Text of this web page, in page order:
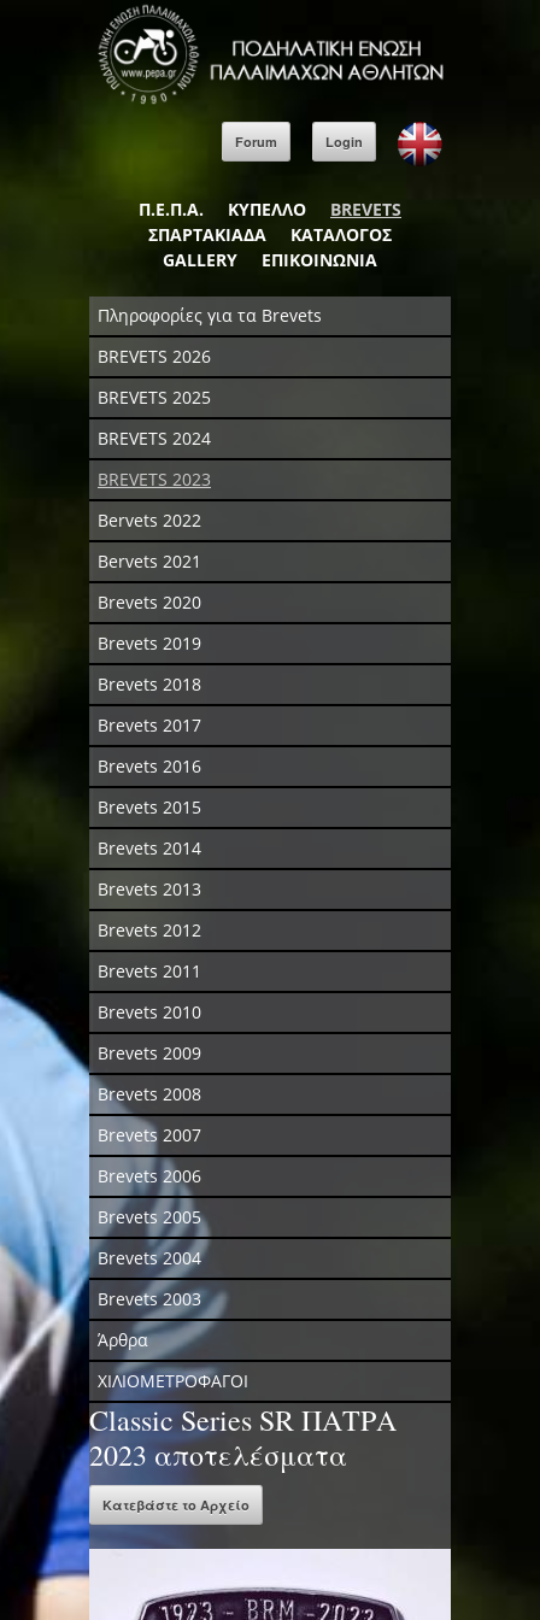
Forum Login
Π.Ε.Π.Α. ΚΥΠΕΛΛΟ
BREVETS
ΣΠΑΡΤΑΚΙΑΔΑ
ΚΑΤΑΛΟΓΟΣ
GALLERY
ΕΠΙΚΟΙΝΩΝΙΑ
Πληροφορίες για τα Brevets
BREVETS 2026
BREVETS 2025
BREVETS 2024
BREVETS 2023
Bervets 2022
Bervets 2021
Brevets 2020
Brevets 2019
Brevets 2018
Brevets 2017
Brevets 2016
Brevets 2015
Brevets 2014
Brevets 2013
Brevets 2012
Brevets 2011
Brevets 2010
Brevets 2009
Brevets 2008
Brevets 2007
Brevets 2006
Brevets 2005
Brevets 2004
Brevets 2003
Άρθρα
ΧΙΛΙΟΜΕΤΡΟΦΑΓΟΙ
Classic Series SR ΠΑΤΡΑ
2023 αποτελέσματα
Κατεβάστε το Αρχείο